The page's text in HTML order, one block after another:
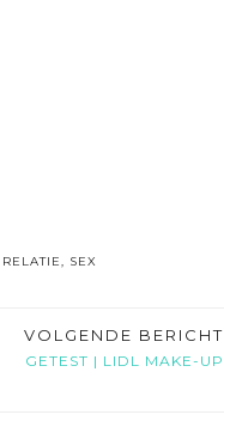
RELATIE, SEX
VOLGENDE BERICHT
GETEST | LIDL MAKE-UP